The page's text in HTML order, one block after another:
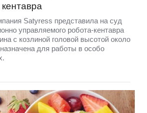
Satyress представила на суд
управляемого робота-кентавра
с козлиной головой высотой около
для работы в особо